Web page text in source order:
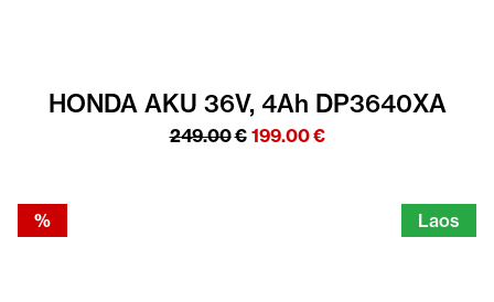
HONDA AKU 36V, 4Ah DP3640XA
249.00€ Algne
199.00€Praegune
%
Laos